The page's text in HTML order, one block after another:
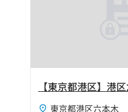
東京都港区六本木